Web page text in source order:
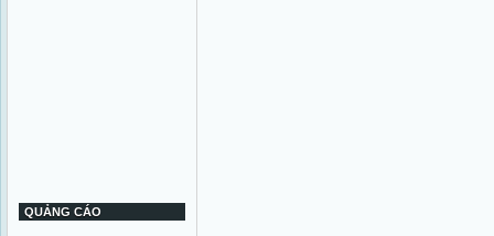
QUẢNG CÁO